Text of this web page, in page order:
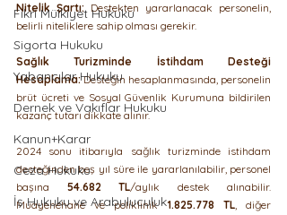
Fikri Mülkiyet Hukuku
Sigorta Hukuku
Yabancılar Hukuku
Dernek ve Vakıflar Hukuku
Kanun+Karar
Ceza Hukuku
İş Hukuku ve Arabuluculuk
Nitelik Şartı: Destekten yararlanacak personelin,
belirli niteliklere sahip olması gerekir.
Sağlık Turizminde İstihdam Desteği
Hesaplama: Desteğin hesaplanmasında, personelin
brüt ücreti ve Sosyal Güvenlik Kurumuna bildirilen
kazanç tutarı dikkate alınır.
2024 sonu itibarıyla sağlık turizminde istihdam
desteğinden beş yıl süre ile yararlanılabilir, personel
başına 54.682 TL/aylık destek alınabilir.
Muayenehane ve poliklinik 1.825.778 TL, diğer